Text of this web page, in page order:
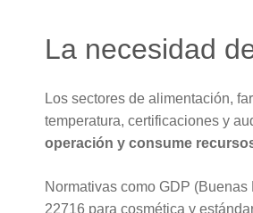
La necesidad
Los sectores de alimentación,
temperatura, certificaciones y
operación y consume
Normativas como GDP
22716 para cosmética y